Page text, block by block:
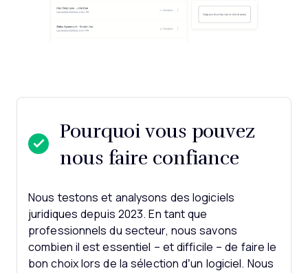
Pourquoi vous pouvez
nous faire confiance
Nous testons et analysons des logiciels
juridiques depuis 2023. En tant que
professionnels du secteur, nous savons
combien il est essentiel – et difficile – de faire le
bon choix lors de la sélection d’un logiciel. Nous